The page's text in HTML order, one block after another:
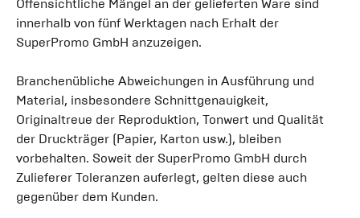
Offensichtliche Mängel an der gelieferten Ware sind
innerhalb von fünf Werktagen nach Erhalt der
SuperPromo GmbH anzuzeigen.
Branchenübliche Abweichungen in Ausführung und
Material, insbesondere Schnittgenauigkeit,
Originaltreue der Reproduktion, Tonwert und Qualität
der Druckträger (Papier, Karton usw.), bleiben
vorbehalten. Soweit der SuperPromo GmbH durch
Zulieferer Toleranzen auferlegt, gelten diese auch
gegenüber dem Kunden.